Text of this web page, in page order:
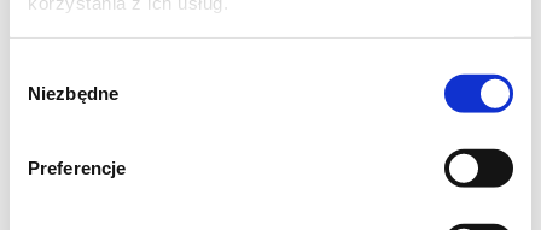
zgody
Niezbędne
Preferencje
50 g świeżych drożdży
500 ml mleka
szczypta soli